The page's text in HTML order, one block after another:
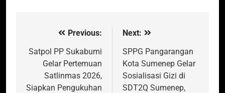
Navigasi
pos
Previous:
Satpol PP Sukabumi
Gelar Pertemuan
Satlinmas 2026,
Siapkan Pengukuhan
Next:
SPPG Pangarangan
Kota Sumenep Gelar
Sosialisasi Gizi di
SDT2Q Sumenep,